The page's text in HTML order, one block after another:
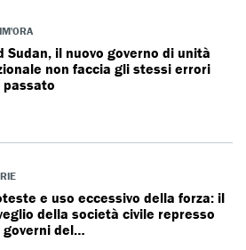
Sudan, il nuovo governo di unità
non faccia gli stessi errori
passato
e uso eccessivo della forza: il
della società civile represso
governi del…